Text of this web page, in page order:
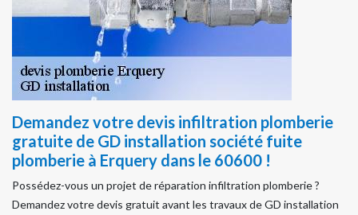
Demandez votre devis infiltration plomberie
gratuite de GD installation société fuite
plomberie à Erquery dans le 60600 !
Possédez-vous un projet de réparation infiltration plomberie ?
Demandez votre devis gratuit avant les travaux de GD installation